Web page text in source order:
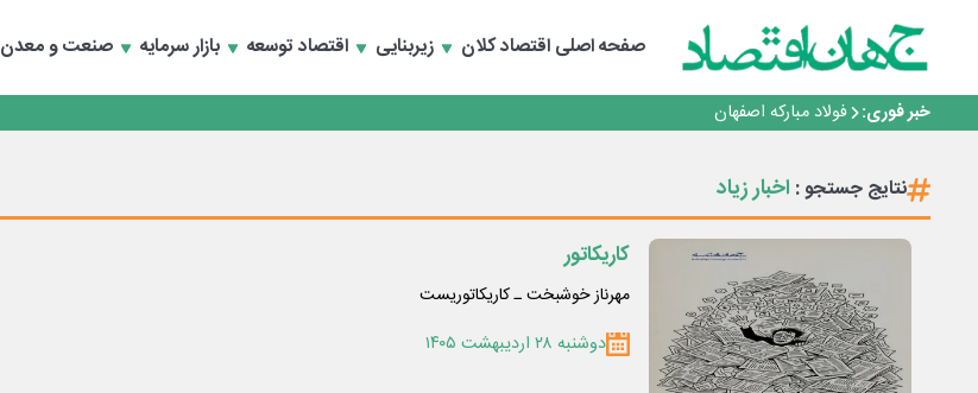
صفحه اصلیاقتصاد کلان زیربنایی اقتصاد توسعه بازار سرمایه صنعت و معدن
خبر فوری:
حیات اکتشافات غدیر در هاله‌ای از ابهام
فولاد مبارکه اصفهان
افتتاح بزرگ‌ترین و مجهزترین آموزشگاه فنی وحرفه ای آزاد تخصصی انرژی‌های نو و تجدیدپذیر با حضور استاندار اصفهان
حیات اکتشافات غدیر در هاله‌ای از ابهام
راهی که فولاد مبارکه پس از جنگ در پیش گرفت
فولاد مبارکه اصفهان
افتتاح بزرگ‌ترین و مجهزترین آموزشگاه فنی وحرفه ای آزاد تخصصی انرژی‌های نو و تجدیدپذیر با حضور استاندار اصفهان
نتایج جستجو : اخبار زیاد
کاریکاتور
مهرناز خوشبخت ـ کاریکاتوریست
دوشنبه ۲۸ اردیبهشت ۱۴۰۵